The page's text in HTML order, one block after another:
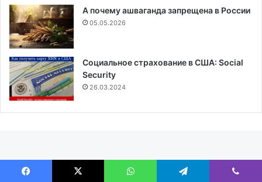
А почему ашваганда запрещена в России
05.05.2026
Социальное страхование в США: Social
Security
26.03.2024